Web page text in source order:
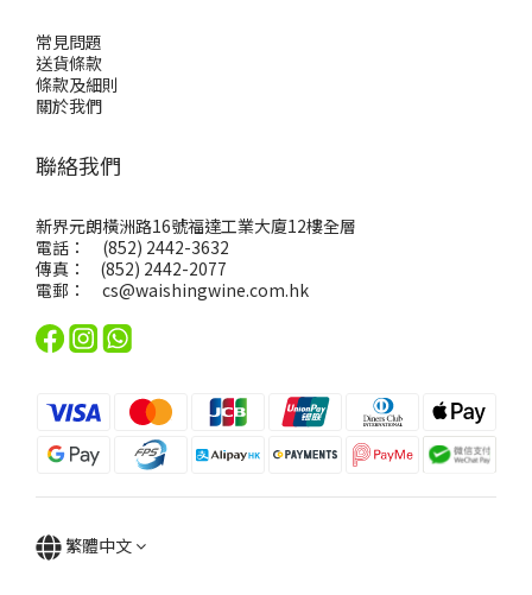
常見問題
送貨條款
條款及細則
關於我們
聯絡我們
新界元朗橫洲路16號福達工業大廈12樓全層
電話： (852) 2442-3632
傳真： (852) 2442-2077
電郵： cs@waishingwine.com.hk
繁體中文